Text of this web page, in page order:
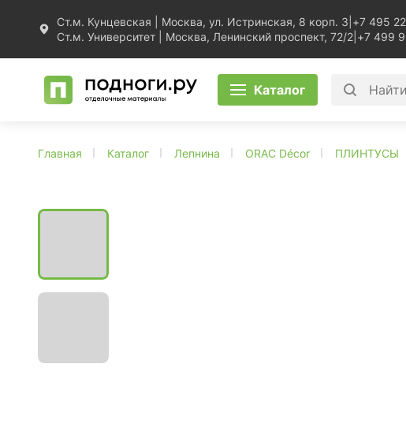
Ст.м. Кунцевская | Москва, ул. Истринская, 8 корп. 3 +7 495
Ст.м. Университет | Москва, Ленинский проспект, 72/2 +7 499
Каталог
Главная Каталог Лепнина ORAC Décor ПЛИНТУСЫ